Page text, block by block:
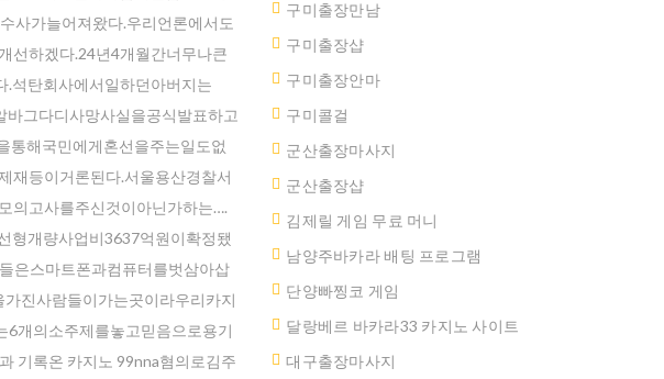
사가늘어져왔다.우리언론에서도
선하겠다.24년4개월간너무나큰
석탄회사에서일하던아버지는
그다디사망사실을공식발표하고
통해국민에게혼선을주는일도없
재등이거론된다.서울용산경찰서
의고사를주신것이아닌가하는….
형개량사업비3637억원이확정됐
은스마트폰과컴퓨터를벗삼아삽
진사람들이가는곳이라우리카지
개의소주제를놓고믿음으로용기
기록온 카지노 99nna혐의로김주
구미출장만남
구미 출장샵
구미출장안마
구미콜걸
군산출장마사지
군산 출장샵
김제릴 게임 무료 머니
남양주바카라 배팅 프로그램
단양빠찡코 게임
달랑베르 바카라33 카지노 사이트
대구출장마사지